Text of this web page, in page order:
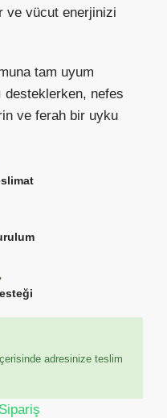
ve vücut enerjinizi
tam uyum
desteklerken, nefes
ve ferah bir uyku
adresinize teslim